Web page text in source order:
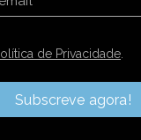
de Privacidade